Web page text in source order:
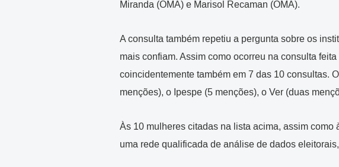
Miranda (OMA) e Marisol Recaman (OMA).
A consulta também repetiu a pergunta sobre os
mais confiam. Assim como ocorreu na consulta
coincidentemente também em 7 das 10 consultas.
menções), o Ipespe (5 menções), o Ver (duas
Às 10 mulheres citadas na lista acima, assim
uma rede qualificada de análise de dados